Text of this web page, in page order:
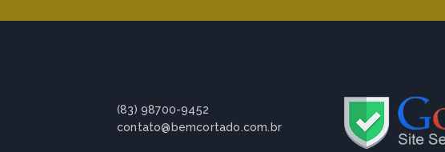
(83) 98700-9452
contato@bemcortado.com.br